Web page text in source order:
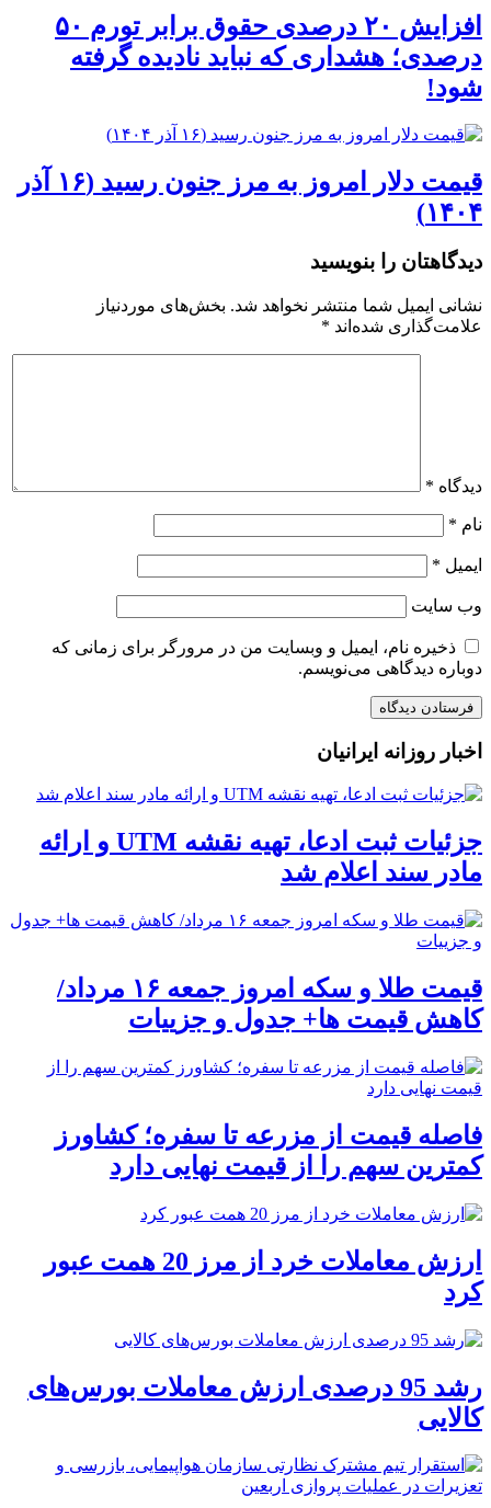
افزایش ۲۰ درصدی حقوق برابر تورم ۵۰
درصدی؛ هشداری که نباید نادیده گرفته
شود!
قیمت دلار امروز به مرز جنون رسید (۱۶ آذر
۱۴۰۴)
دیدگاهتان را بنویسید
نشانی ایمیل شما منتشر نخواهد شد. بخش‌های موردنیاز
علامت‌گذاری شده‌اند *
دیدگاه *
نام *
ایمیل *
وب‌ سایت
ذخیره نام، ایمیل و وبسایت من در مرورگر برای زمانی که
دوباره دیدگاهی می‌نویسم.
اخبار روزانه ایرانیان
جزئیات ثبت ادعا، تهیه نقشه UTM و ارائه
مادر سند اعلام شد
قیمت طلا و سکه امروز جمعه ۱۶ مرداد/
کاهش قیمت ها+ جدول و جزییات
فاصله قیمت از مزرعه تا سفره؛ کشاورز
کمترین سهم را از قیمت نهایی دارد
ارزش معاملات خرد از مرز 20 همت عبور
کرد
رشد 95 درصدی ارزش معاملات بورس‌های
کالایی